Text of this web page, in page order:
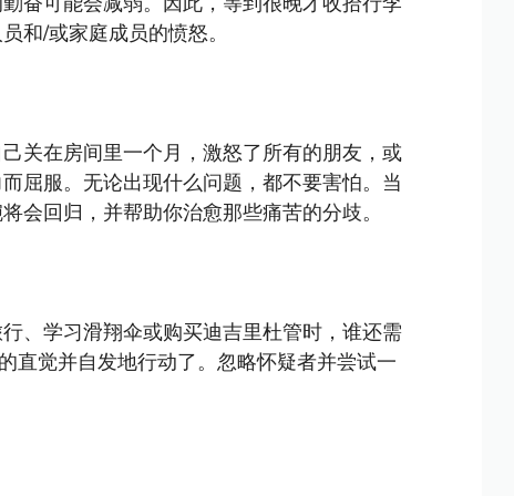
和/或家庭成员的愤怒。
关在房间里一个月，激怒了所有的朋友，或
屈服。无论出现什么问题，都不要害怕。当
会回归，并帮助你治愈那些痛苦的分歧。
、学习滑翔伞或购买迪吉里杜管时，谁还需
直觉并自发地行动了。忽略怀疑者并尝试一